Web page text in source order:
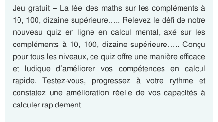
Jeu gratuit – La fée des maths sur les compléments à
10, 100, dizaine supérieure….. Relevez le défi de notre
nouveau quiz en ligne en calcul mental, axé sur les
compléments à 10, 100, dizaine supérieure….. Conçu
pour tous les niveaux, ce quiz offre une manière efficace
et ludique d’améliorer vos compétences en calcul
rapide. Testez-vous, progressez à votre rythme et
constatez une amélioration réelle de vos capacités à
calculer rapidement……..